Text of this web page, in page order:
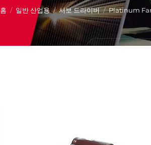
현재 위치:
홈 일반 산업용 서보 드라이버 Platinum